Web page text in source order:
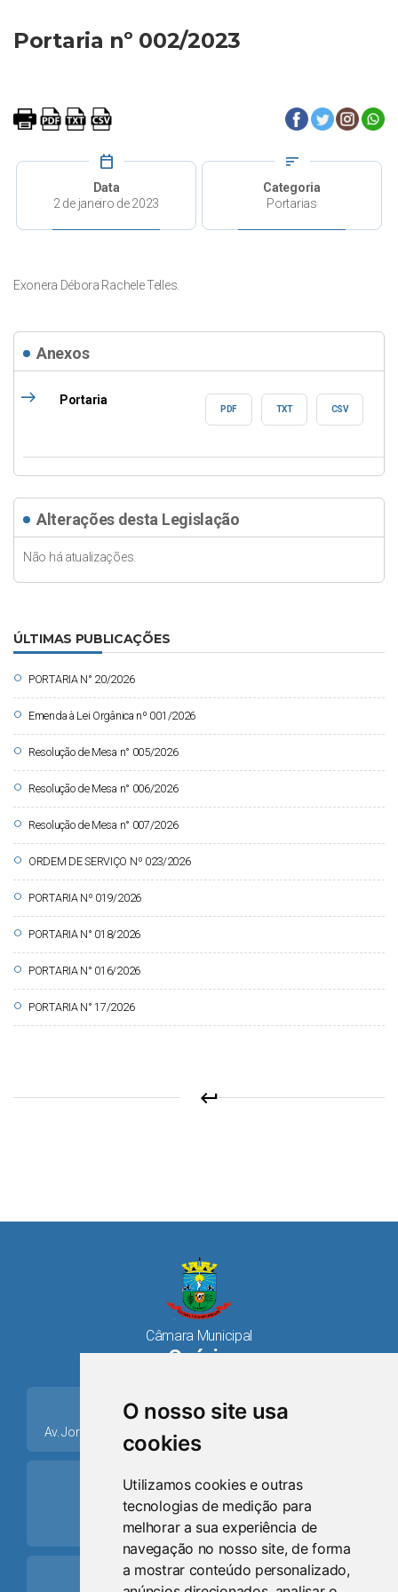
O nosso site usa
cookies
Utilizamos cookies e outras
tecnologias de medição para
melhorar a sua experiência de
navegação no nosso site, de forma
a mostrar conteúdo personalizado,
Portaria nº 002/2023
calendar_today
Data
2 de janeiro de 2023
sort
Categoria
Portarias
Exonera Débora Rachele Telles.
Anexos
east Portaria
PDF TXT CSV
Alterações desta Legislação
Não há atualizações.
ÚLTIMAS PUBLICAÇÕES
circle PORTARIA N° 20/2026
circle Emenda à Lei Orgânica nº 001/2026
circle Resolução de Mesa n° 005/2026
circle Resolução de Mesa n° 006/2026
circle Resolução de Mesa n° 007/2026
circle ORDEM DE SERVIÇO Nº 023/2026
circle PORTARIA Nº 019/2026
circle PORTARIA N° 018/2026
circle PORTARIA N° 016/2026
circle PORTARIA N° 17/2026
keyboard_return
Câmara Municipal
Osório
place
Av. Jorge Dariva, 1211, Centro CEP: 95520.000 - Osório/RS
ring_volume
Telefone
(51) 9 8024-0884
Schedule